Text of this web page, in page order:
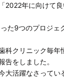
2022年に向けて
た9つのプロジェ
科クリニック毎年
告をしました。
大活躍なさってい